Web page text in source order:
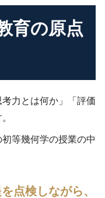
育の原点
力とは何か」「評価
等幾何学の授業の中
点検しながら、